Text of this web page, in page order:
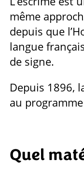
même
depuis que
langue
de signe.
Depuis 1896,
au
Quel